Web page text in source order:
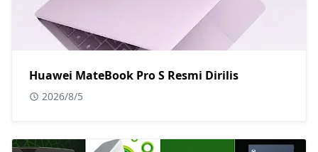
Huawei MateBook Pro S Resmi Dirilis
2026/8/5